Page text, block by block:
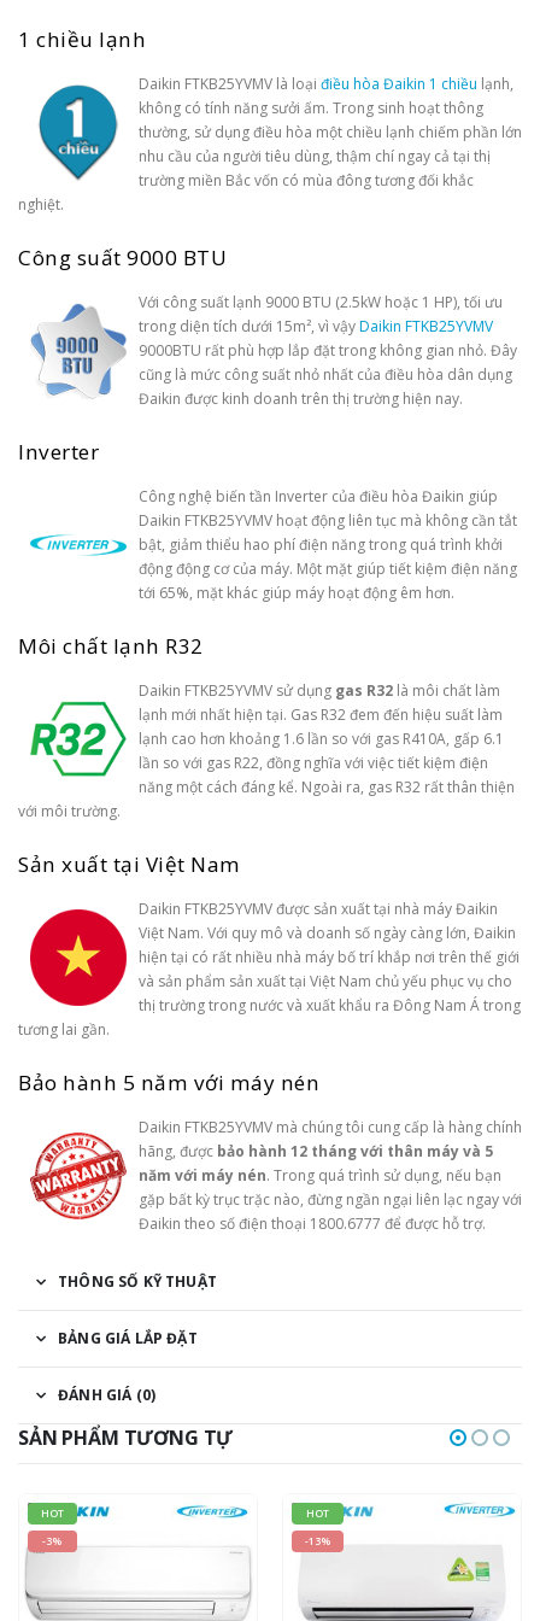
1 chiều lạnh
Daikin FTKB25YVMV là loại điều hòa Đaikin 1 chiều lạnh,
không có tính năng sưởi ấm. Trong sinh hoạt thông
thường, sử dụng điều hòa một chiều lạnh chiếm phần lớn
nhu cầu của người tiêu dùng, thậm chí ngay cả tại thị
trường miền Bắc vốn có mùa đông tương đối khắc
nghiệt.
Công suất 9000 BTU
Với công suất lạnh 9000 BTU (2.5kW hoặc 1 HP), tối ưu
trong diện tích dưới 15m², vì vậyDaikin FTKB25YVMV
9000BTU rất phù hợp lắp đặt trong không gian nhỏ. Đây
cũng là mức công suất nhỏ nhất của điều hòa dân dụng
Đaikin được kinh doanh trên thị trường hiện nay.
Inverter
Công nghệ biến tần Inverter của điều hòa Đaikin giúp
Daikin FTKB25YVMV hoạt động liên tục mà không cần tắt
bật, giảm thiểu hao phí điện năng trong quá trình khởi
động động cơ của máy. Một mặt giúp tiết kiệm điện năng
tới 65%, mặt khác giúp máy hoạt động êm hơn.
Môi chất lạnh R32
Daikin FTKB25YVMV sử dụng gas R32 là môi chất làm
lạnh mới nhất hiện tại. Gas R32 đem đến hiệu suất làm
lạnh cao hơn khoảng 1.6 lần so với gas R410A, gấp 6.1
lần so với gas R22, đồng nghĩa với việc tiết kiệm điện
năng một cách đáng kể. Ngoài ra, gas R32 rất thân thiện
với môi trường.
Sản xuất tại Việt Nam
Daikin FTKB25YVMV được sản xuất tại nhà máy Đaikin
Việt Nam. Với quy mô và doanh số ngày càng lớn, Đaikin
hiện tại có rất nhiều nhà máy bố trí khắp nơi trên thế giới
và sản phẩm sản xuất tại Việt Nam chủ yếu phục vụ cho
thị trường trong nước và xuất khẩu ra Đông Nam Á trong
tương lai gần.
Bảo hành 5 năm với máy nén
Daikin FTKB25YVMV mà chúng tôi cung cấp là hàng chính
hãng, được bảo hành 12 tháng với thân máy và 5
năm với máy nén. Trong quá trình sử dụng, nếu bạn
gặp bất kỳ trục trặc nào, đừng ngần ngại liên lạc ngay với
Đaikin theo số điện thoại 1800.6777 để được hỗ trợ.
THÔNG SỐ KỸ THUẬT
BẢNG GIÁ LẮP ĐẶT
ĐÁNH GIÁ (0)
SẢN PHẨM TƯƠNG TỰ
HOT
-3%
HOT
-13%